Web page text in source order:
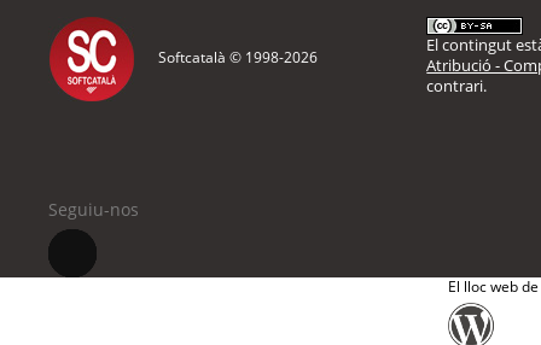
Softcatalà © 1998-2026
El contingut
Atribució -
contrari.
Seguiu-nos
El lloc web